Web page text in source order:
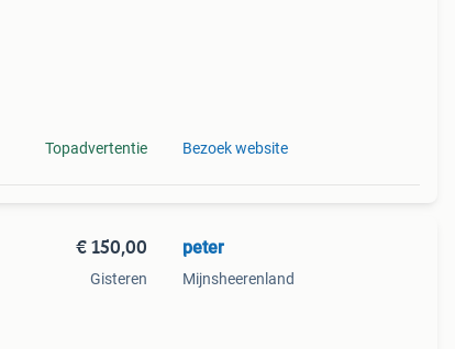
Topadvertentie Bezoek website
€ 150,00
Gisteren
peter
Mijnsheerenland